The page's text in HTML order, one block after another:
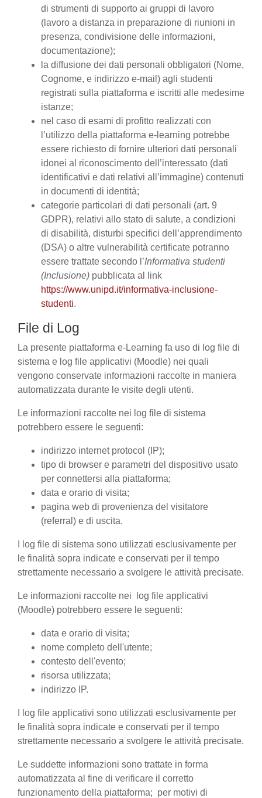
di strumenti di supporto ai gruppi di lavoro
(lavoro a distanza in preparazione di riunioni in
presenza, condivisione delle informazioni,
documentazione);
la diffusione dei dati personali obbligatori (Nome,
Cognome, e indirizzo e-mail) agli studenti
registrati sulla piattaforma e iscritti alle medesime
istanze;
nel caso di esami di profitto realizzati con
l’utilizzo della piattaforma e-learning potrebbe
essere richiesto di fornire ulteriori dati personali
idonei al riconoscimento dell’interessato (dati
identificativi e dati relativi all’immagine) contenuti
in documenti di identità;
categorie particolari di dati personali (art. 9
GDPR), relativi allo stato di salute, a condizioni
di disabilità, disturbi specifici dell’apprendimento
(DSA) o altre vulnerabilità certificate potranno
essere trattate secondo l’Informativa studenti
(Inclusione) pubblicata al link
https://www.unipd.it/informativa-inclusione-
studenti.
File di Log
La presente piattaforma e-Learning fa uso di log file di
sistema e log file applicativi (Moodle) nei quali
vengono conservate informazioni raccolte in maniera
automatizzata durante le visite degli utenti.
Le informazioni raccolte nei log file di sistema
potrebbero essere le seguenti:
indirizzo internet protocol (IP);
tipo di browser e parametri del dispositivo usato
per connettersi alla piattaforma;
data e orario di visita;
pagina web di provenienza del visitatore
(referral) e di uscita.
I log file di sistema sono utilizzati esclusivamente per
le finalità sopra indicate e conservati per il tempo
strettamente necessario a svolgere le attività precisate.
Le informazioni raccolte nei log file applicativi
(Moodle) potrebbero essere le seguenti:
data e orario di visita;
nome completo dell'utente;
contesto dell'evento;
risorsa utilizzata;
indirizzo IP.
I log file applicativi sono utilizzati esclusivamente per
le finalità sopra indicate e conservati per il tempo
strettamente necessario a svolgere le attività precisate.
Le suddette informazioni sono trattate in forma
automatizzata al fine di verificare il corretto
funzionamento della piattaforma; per motivi di